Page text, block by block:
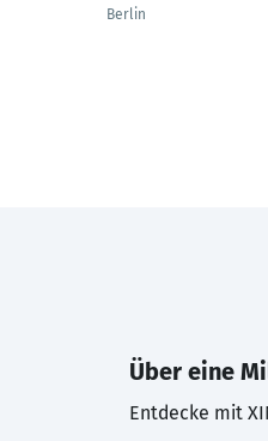
Berlin
Über eine
Entdecke mit